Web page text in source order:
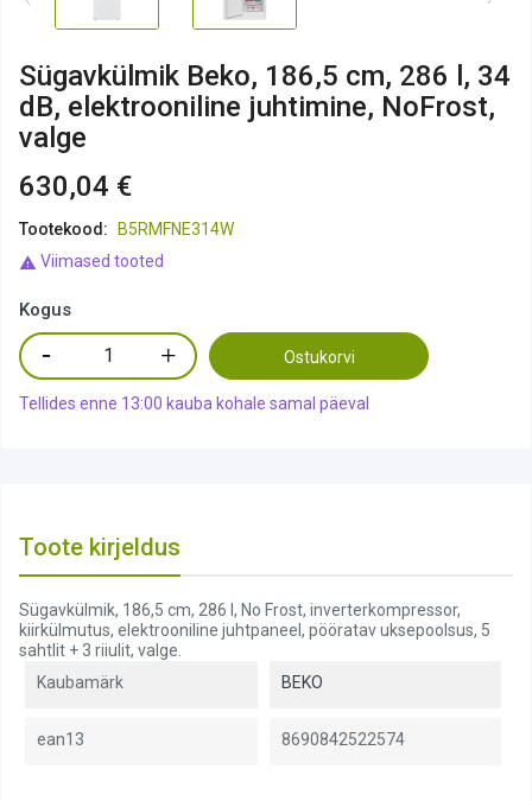
Sügavkülmik Beko, 186,5 cm, 286 l, 34
dB, elektrooniline juhtimine, NoFrost,
valge
630,04 €
Tootekood: B5RMFNE314W
 Viimased tooted
Kogus
Ostukorvi
Tellides enne 13:00 kauba kohale samal päeval
Toote kirjeldus
Sügavkülmik, 186,5 cm, 286 l, No Frost, inverterkompressor,
kiirkülmutus, elektrooniline juhtpaneel, pööratav uksepoolsus, 5
sahtlit + 3 riiulit, valge.
Kaubamärk
BEKO
ean13 8690842522574